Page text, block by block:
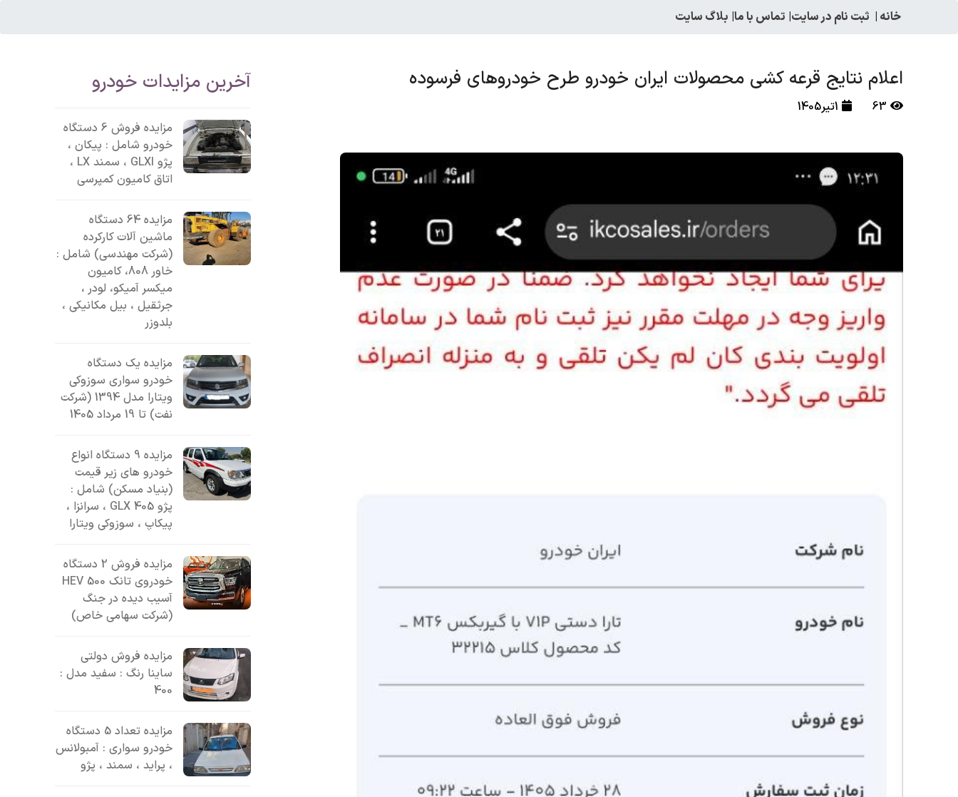
خانه | ثبت نام در سایت| تماس با ما| بلاگ سایت
اعلام نتایج قرعه کشی محصولات ایران خودرو طرح خودروهای فرسوده
63 1تیر1405
آخرین مزایدات خودرو
مزایده فروش 6 دستگاه
خودرو شامل : پیکان ،
پژو GLXI ، سمند LX ،
اتاق کامیون کمپرسی
مزایده 64 دستگاه
ماشین آلات کارکرده
(شرکت مهندسی) شامل :
خاور 808، کامیون
میکسر آمیکو، لودر ،
جرثقیل ، بیل مکانیکی ،
بلدوزر
مزایده یک دستگاه
خودرو سواری سوزوکی
ویتارا مدل 1394 (شرکت
نفت) تا 19 مرداد 1405
مزایده 9 دستگاه انواع
خودرو های زیر قیمت
(بنیاد مسکن) شامل :
پژو 405 GLX ، سرانزا ،
پیکاپ ، سوزوکی ویتارا
مزایده فروش 2 دستگاه
خودروی تانک 500 HEV
آسیب دیده در جنگ
(شرکت سهامی خاص)
مزایده فروش دولتی
ساینا رنگ : سفید مدل :
400
مزایده تعداد 5 دستگاه
خودرو سواری : آمبولانس
، پراید ، سمند ، پژو